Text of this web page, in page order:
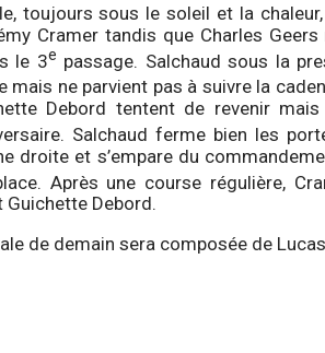
toujours sous le soleil et la
Cramer tandis que Charles
le 3e passage. Salchaud sous la
mais ne parvient pas à suivre la
Debord tentent de revenir
Salchaud ferme bien les
droite et s’empare du
Après une course régulière,
Debord.
de demain sera composée de